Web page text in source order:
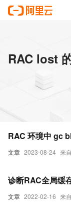
RAC lost
文章 2023-08-24 来
RAC 环境中 gc
文章 2022-02-16 来
诊断RAC全局缓